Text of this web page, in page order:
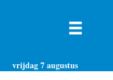
vrijdag 7 augustus